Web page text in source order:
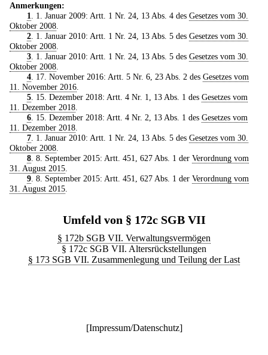
Anmerkungen:
1
. 1. Januar 2009: Artt. 1 Nr. 24, 13 Abs. 4 des Gesetzes vom 30.
Oktober 2008
2. 1. Januar 2010: Artt. 1 Nr. 24, 13 Abs. 5 des Gesetzes vom 30.
Oktober 2008
3. 1. Januar 2010: Artt. 1 Nr. 24, 13 Abs. 5 des Gesetzes vom 30.
Oktober 2008
4. 17. November 2016: Artt. 5 Nr. 6, 23 Abs. 2 des Gesetzes vom
11. November 2016
5. 15. Dezember 2018: Artt. 4 Nr. 1, 13 Abs. 1 des Gesetzes vom
11. Dezember 2018
6. 15. Dezember 2018: Artt. 4 Nr. 2, 13 Abs. 1 des Gesetzes vom
11. Dezember 2018
7. 1. Januar 2010: Artt. 1 Nr. 24, 13 Abs. 5 des Gesetzes vom 30.
Oktober 2008
8. 8. September 2015: Artt. 451, 627 Abs. 1 der Verordnung vom
31. August 2015
9. 8. September 2015: Artt. 451, 627 Abs. 1 der Verordnung vom
31. August 2015
Umfeld von § 172c SGB VII
§ 172b SGB VII. Verwaltungsvermögen
§ 172c SGB VII. Altersrückstellungen
§ 173 SGB VII. Zusammenlegung und Teilung der Last
[Impressum/Datenschutz]